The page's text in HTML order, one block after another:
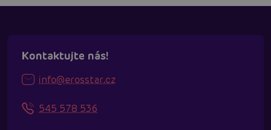
Kontaktujte nás!
info@erosstar.cz
545 578 536